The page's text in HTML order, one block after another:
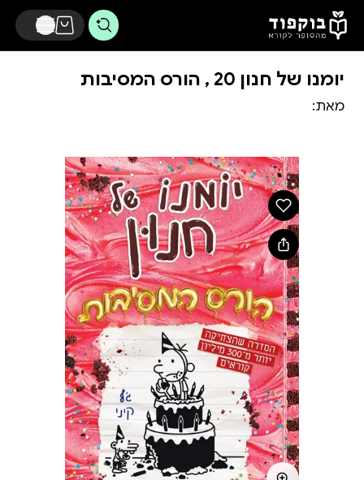
דלג לתוכן הראשי
יומנו של חנון 20 , הורס המסיבות
מאת: